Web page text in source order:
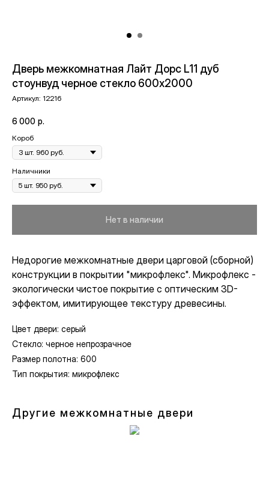
Дверь межкомнатная Лайт Дорс L11 дуб
стоунвуд черное стекло 600х2000
Артикул: 12216
6 000 р.
Короб
Наличники
Нет в наличии
Недорогие межкомнатные двери царговой (сборной)
конструкции в покрытии "микрофлекс". Микрофлекс -
экологически чистое покрытие с оптическим 3D-
эффектом, имитирующее текстуру древесины.
Цвет двери: серый
Стекло: черное непрозрачное
Размер полотна: 600
Тип покрытия: микрофлекс
Другие межкомнатные двери